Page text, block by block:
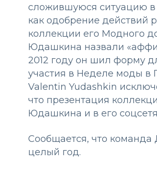
сложившуюся ситуацию в
как одобрение действий
коллекции его Модного
Юдашкина назвали
2012 году он шил форму
участия в Неделе моды
Valentin Yudashkin
что презентация
Юдашкина и в его
Сообщается, что
целый год.